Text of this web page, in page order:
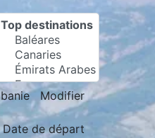
Modifier
de départ